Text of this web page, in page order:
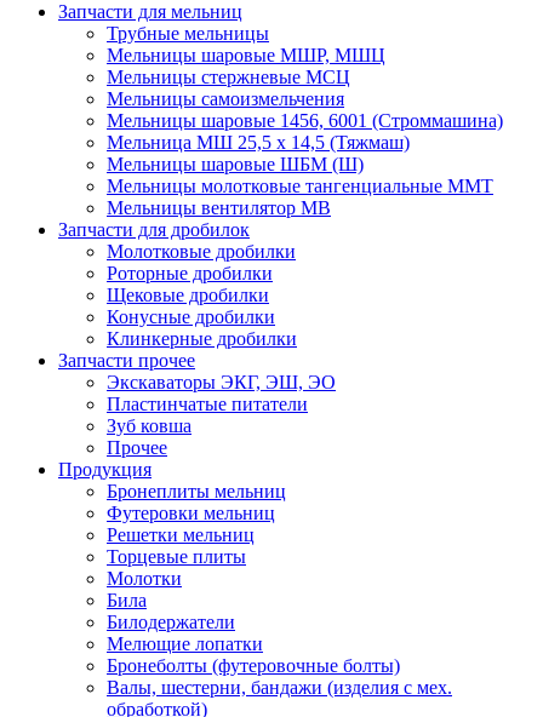
Запчасти для мельниц
Трубные мельницы
Мельницы шаровые МШР, МШЦ
Мельницы стержневые МСЦ
Мельницы самоизмельчения
Мельницы шаровые 1456, 6001 (Строммашина)
Мельница МШ 25,5 х 14,5 (Тяжмаш)
Мельницы шаровые ШБМ (Ш)
Мельницы молотковые тангенциальные ММТ
Мельницы вентилятор МВ
Запчасти для дробилок
Молотковые дробилки
Роторные дробилки
Щековые дробилки
Конусные дробилки
Клинкерные дробилки
Запчасти прочее
Экскаваторы ЭКГ, ЭШ, ЭО
Пластинчатые питатели
Зуб ковша
Прочее
Продукция
Бронеплиты мельниц
Футеровки мельниц
Решетки мельниц
Торцевые плиты
Молотки
Била
Билодержатели
Мелющие лопатки
Бронеболты (футеровочные болты)
Валы, шестерни, бандажи (изделия с мех.
обработкой)